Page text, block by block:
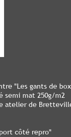
"Les gants de
semi mat 250g/m2
atelier de
côté repro"